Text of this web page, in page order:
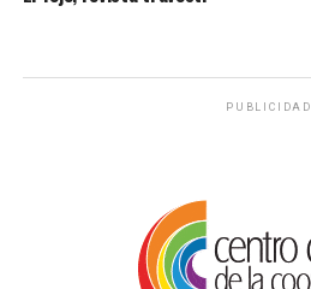
PUBLICIDAD